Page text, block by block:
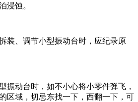
浸蚀。
、调节小型振动台时，应纪录原
动台时，如不小心将小零件弹飞，
区域，切忌东找一下，西翻一下，可